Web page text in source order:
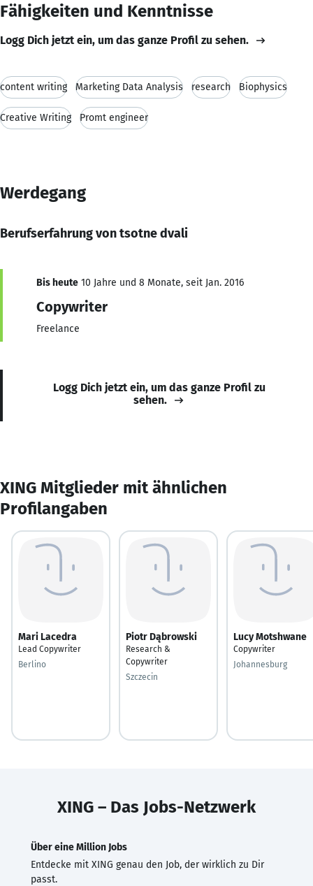
Fähigkeiten und Kenntnisse
Logg Dich jetzt ein, um das ganze Profil zu sehen.
content writing Marketing Data Analysis research Biophysics
Creative Writing Promt engineer
Werdegang
Berufserfahrung von tsotne dvali
Bis heute 10 Jahre und 8 Monate, seit Jan. 2016
Copywriter
Freelance
Logg Dich jetzt ein, um das ganze Profil zu
sehen.
XING Mitglieder mit ähnlichen
Profilangaben
Mari Lacedra
Lead Copywriter
Berlino
Piotr Dąbrowski
Research &
Copywriter
Szczecin
Lucy Motshwane
Copywriter
Johannesburg
XING – Das Jobs-Netzwerk
Über eine Million Jobs
Entdecke mit XING genau den Job, der wirklich zu Dir
passt.